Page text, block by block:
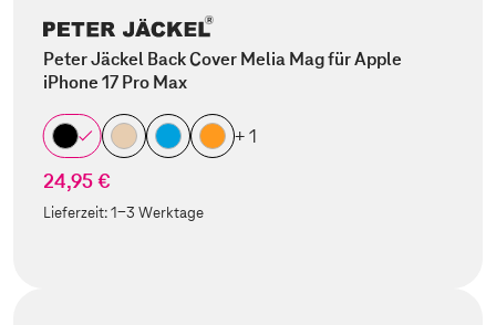
Peter Jäckel Back Cover Melia Mag für Apple
iPhone 17 Pro Max
+ 1
24,95 €
Lieferzeit:1-3 Werktage